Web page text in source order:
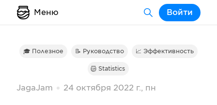
Меню Войти
🎓 Полезное 📝 Руководство 📈 Эффективность
Statistics
JagaJam 24 октября 2022 г., пн